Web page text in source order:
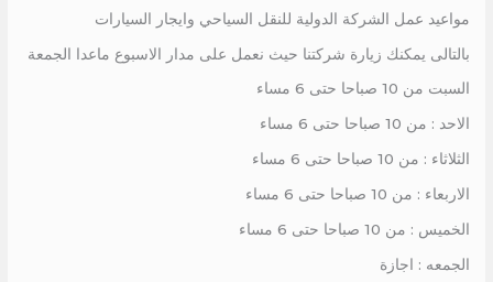
مواعيد عمل الشركة الدولية للنقل السياحي وايجار السيارات
بالتالى يمكنك زيارة شركتنا حيث نعمل على مدار الاسبوع ماعدا الجمعة
السبت من 10 صباحا حتى 6 مساء
الاحد : من 10 صباحا حتى 6 مساء
الثلاثاء : من 10 صباحا حتى 6 مساء
الاربعاء : من 10 صباحا حتى 6 مساء
الخميس : من 10 صباحا حتى 6 مساء
الجمعه : اجازة